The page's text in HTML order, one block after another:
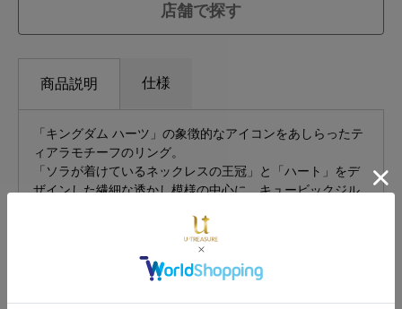
店舗で探す
商品説明 仕様
「キングダム ハーツ」の象徴的なアイコンをあしらったテ
ィアラモチーフのリング。
「ソラが着けているネックレスの王冠」と「ハート」をデ
ザインした繊細な透かし模様の中心に、キュービックジル
サイドにはさりげなく「幸運のマーク」を。
『幸せが続く』というメッセージが込められたミル打ち
が、クラシカルでアンティークな印象を与えるデザインで
す。